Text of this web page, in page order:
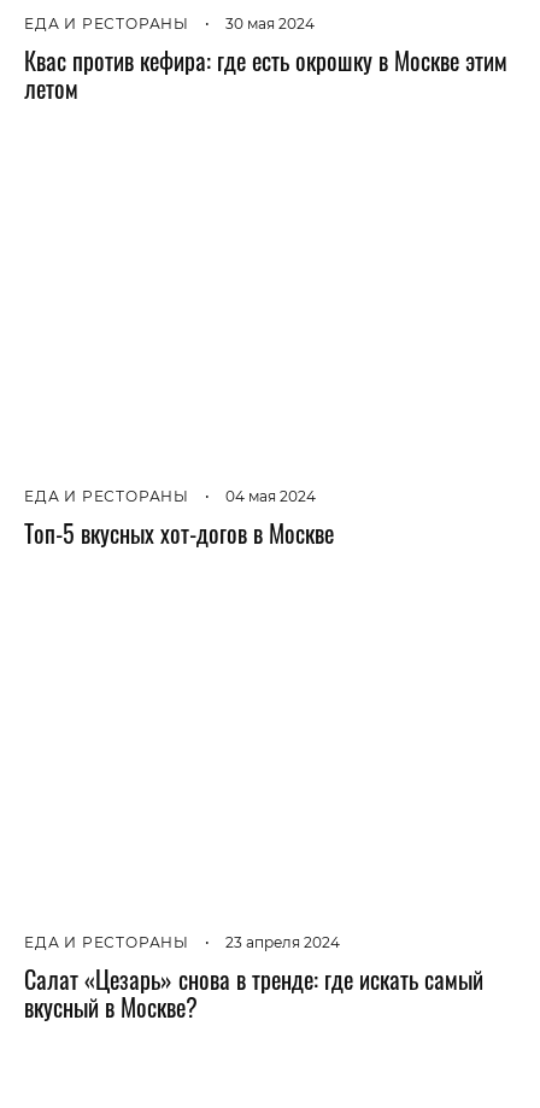
ЕДА И РЕСТОРАНЫ • 30 мая 2024
Квас против кефира: где есть окрошку в Москве этим
летом
ЕДА И РЕСТОРАНЫ • 04 мая 2024
Топ-5 вкусных хот-догов в Москве
ЕДА И РЕСТОРАНЫ • 23 апреля 2024
Салат «Цезарь» снова в тренде: где искать самый
вкусный в Москве?